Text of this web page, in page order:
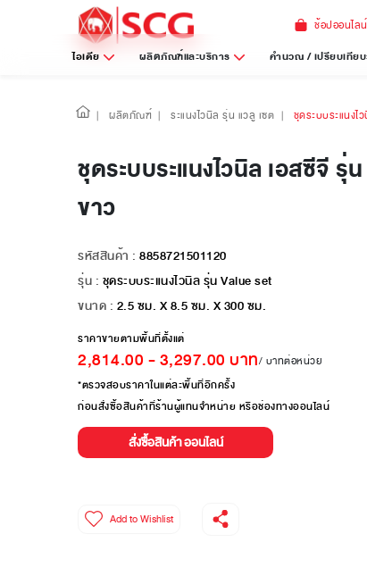
ช้อปออนไลน์
ไอเดีย ผลิตภัณฑ์และบริการ คำนวณ / เปรียบเทีย
| ผลิตภัณฑ์ | ระแนงไวนิล รุ่น แวลู เซต | ชุดระบบระแนงไ
ชุดระบบระแนงไวนิล เอสซีจี รุ่
ขาว
รหัสสินค้า : 8858721501120
รุ่น : ชุดระบบระแนงไวนิล รุ่น Value set
ขนาด : 2.5 ซม. X 8.5 ซม. X 300 ซม.
ราคาขายตามพื้นที่ตั้งแต่
2,814.00 -3,297.00 บาท/ บาทต่อหน่วย
*ตรวจสอบราคาในแต่ละพื้นที่อีกครั้ง
ก่อนสั่งซื้อสินค้าที่ร้านผู้แทนจำหน่าย หรือช่องทางออนไลน์
สั่งซื้อสินค้า ออนไลน์
Add to Wishlist